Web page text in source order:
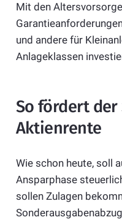
Mit den
und andere für
Anlageklassen
So fördert der
Aktienrente
Wie schon heute, soll
Ansparphase
sollen Zulagen